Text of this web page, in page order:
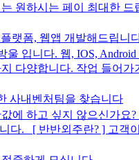
원하시는 페이 최대한 드
랫폼, 웹앱 개발해드립니
울 입니다. 웹, IOS,
다양합니다. 작업 들어가
사내벤처팀을 찾습니다
에 하고 싶지 않으신가요
다. [ 반반외주란? ] 고객